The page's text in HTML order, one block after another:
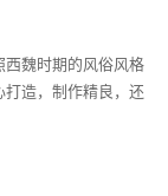
魏时期的风俗风格
造，制作精良，还